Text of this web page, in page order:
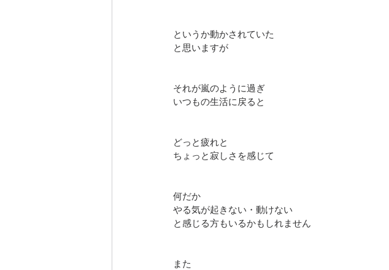
というか動かされていた
と思いますが
それが嵐のように過ぎ
いつもの生活に戻ると
どっと疲れと
ちょっと寂しさを感じて
何だか
やる気が起きない・動けない
と感じる方もいるかもしれません
また